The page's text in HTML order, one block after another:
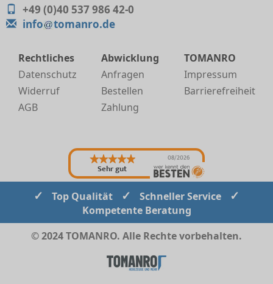
+49 (0)40 537 986 42-0
info
tomanro.de
Rechtliches
Datenschutz
Widerruf
AGB
Abwicklung
Anfragen
Bestellen
Zahlung
TOMANRO
Impressum
Barrierefreiheit
Sehr gut
08/2026
✓ Top Qualität ✓ Schneller Service ✓
Kompetente Beratung
© 2024 TOMANRO. Alle Rechte vorbehalten.